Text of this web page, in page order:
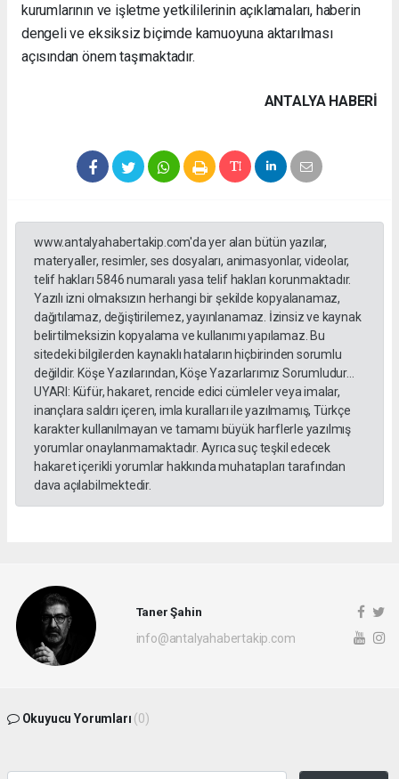
kurumlarının ve işletme yetkililerinin açıklamaları, haberin
dengeli ve eksiksiz biçimde kamuoyuna aktarılması
açısından önem taşımaktadır.
ANTALYA HABERİ
www.antalyahabertakip.com'da yer alan bütün yazılar,
materyaller, resimler, ses dosyaları, animasyonlar, videolar,
telif hakları 5846 numaralı yasa telif hakları korunmaktadır.
Yazılı izni olmaksızın herhangi bir şekilde kopyalanamaz,
dağıtılamaz, değiştirilemez, yayınlanamaz. İzinsiz ve kaynak
belirtilmeksizin kopyalama ve kullanımı yapılamaz. Bu
sitedeki bilgilerden kaynaklı hataların hiçbirinden sorumlu
değildir. Köşe Yazılarından, Köşe Yazarlarımız Sorumludur...
UYARI: Küfür, hakaret, rencide edici cümleler veya imalar,
inançlara saldırı içeren, imla kuralları ile yazılmamış, Türkçe
karakter kullanılmayan ve tamamı büyük harflerle yazılmış
yorumlar onaylanmamaktadır. Ayrıca suç teşkil edecek
hakaret içerikli yorumlar hakkında muhatapları tarafından
dava açılabilmektedir.
Taner Şahin
info@antalyahabertakip.com
Okuyucu Yorumları (0)